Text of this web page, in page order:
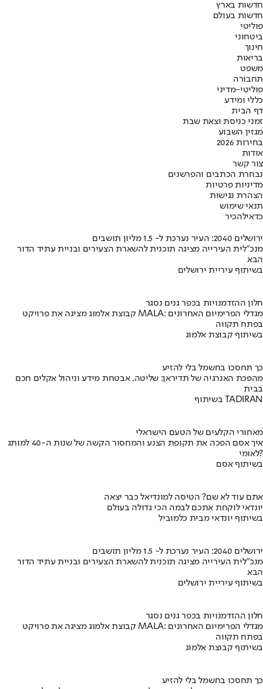
חדשות בארץ
חדשות בעולם
פוליטי
ביטחוני
חינוך
בריאות
משפט
תחבורה
פוליטי-מדיני
כללי ומידע
דף הבית
זמני כניסת וצאת שבת
מגזין השבוע
בחירות 2026
אודות
צור קשר
נבחרת הכתבים והפרשנים
מדיניות פרטיות
הצהרת נגישות
תנאי שימוש
כדאילהכיר
ירושלים 2040: העיר נערכת ל- 1.5 מליון תושבים
מנכ"לית העירייה מציגה תוכנית להשארת הצעירים ובניית עתיד הדור
הבא
בשיתוף עיריית ירושלים
חלון ההזדמנויות בכפר גנים נסגר
קבוצת אלמוג מציגה את פרויקט MALA: מגדלי הפרימיום האחרונים
בפתח תקווה
בשיתוף קבוצת אלמוג
כך תחסכו בחשמל בלי להזיע
מהפכת האנרגיה של תדיראן: שליטה, אבטחת מידע וניהול אקלים חכם
בבית
בשיתוף TADIRAN
מאחורי הקלעים של הטעם הישראלי
איך אסם הפכה את תקופת הצנע והמחסור הקשה של שנות ה-40 למותג
לאומי?
בשיתוף אסם
אתם עוד לא שם? הטיסה למונדיאל כבר יצאה
יונדאי לוקחת אתכם לבמה הכי גדולה בעולם
בשיתוף יונדאי מבית כלמוביל
ירושלים 2040: העיר נערכת ל- 1.5 מליון תושבים
מנכ"לית העירייה מציגה תוכנית להשארת הצעירים ובניית עתיד הדור
הבא
בשיתוף עיריית ירושלים
חלון ההזדמנויות בכפר גנים נסגר
קבוצת אלמוג מציגה את פרויקט MALA: מגדלי הפרימיום האחרונים
בפתח תקווה
בשיתוף קבוצת אלמוג
כך תחסכו בחשמל בלי להזיע